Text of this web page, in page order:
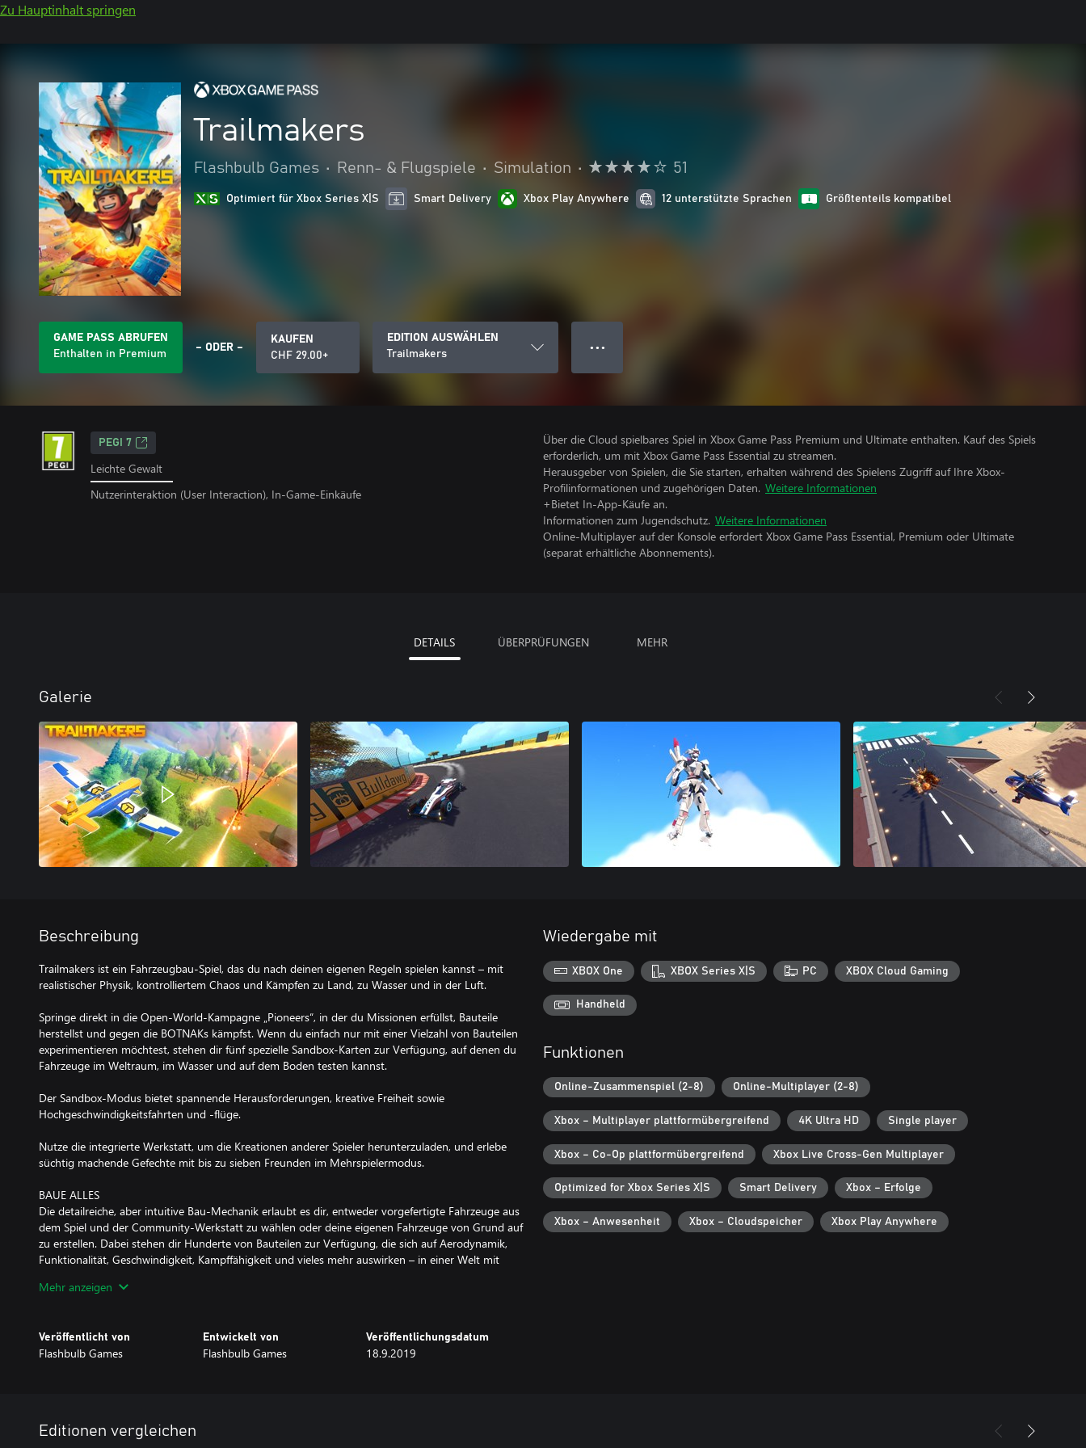
Zu Hauptinhalt springen
Trailmakers
Flashbulb Games • Renn- & Flugspiele • Simulation • 51
Optimiert für Xbox Series X|S Smart Delivery Xbox Play Anywhere 12 unterstützte Sprachen Größtenteils kompatibel
GAME PASS ABRUFEN
Enthalten in Premium
– ODER –
KAUFEN
CHF 29.00+
EDITION AUSWÄHLEN
Trailmakers
● ● ●
PEGI 7
Leichte Gewalt
Nutzerinteraktion (User Interaction), In-Game-Einkäufe
Über die Cloud spielbares Spiel in Xbox Game Pass Premium und Ultimate enthalten. Kauf des Spiels
erforderlich, um mit Xbox Game Pass Essential zu streamen.
Herausgeber von Spielen, die Sie starten, erhalten während des Spielens Zugriff auf Ihre Xbox-
Profilinformationen und zugehörigen Daten. Weitere Informationen
+Bietet In-App-Käufe an.
Informationen zum Jugendschutz. Weitere Informationen
Online-Multiplayer auf der Konsole erfordert Xbox Game Pass Essential, Premium oder Ultimate
(separat erhältliche Abonnements).
DETAILS ÜBERPRÜFUNGEN MEHR
Galerie
Beschreibung
Trailmakers ist ein Fahrzeugbau-Spiel, das du nach deinen eigenen Regeln spielen kannst – mit
realistischer Physik, kontrolliertem Chaos und Kämpfen zu Land, zu Wasser und in der Luft.
Springe direkt in die Open-World-Kampagne „Pioneers“, in der du Missionen erfüllst, Bauteile
herstellst und gegen die BOTNAKs kämpfst. Wenn du einfach nur mit einer Vielzahl von Bauteilen
experimentieren möchtest, stehen dir fünf spezielle Sandbox-Karten zur Verfügung, auf denen du
Fahrzeuge im Weltraum, im Wasser und auf dem Boden testen kannst.
Der Sandbox-Modus bietet spannende Herausforderungen, kreative Freiheit sowie
Hochgeschwindigkeitsfahrten und -flüge.
Nutze die integrierte Werkstatt, um die Kreationen anderer Spieler herunterzuladen, und erlebe
süchtig machende Gefechte mit bis zu sieben Freunden im Mehrspielermodus.
BAUE ALLES
Die detailreiche, aber intuitive Bau-Mechanik erlaubt es dir, entweder vorgefertigte Fahrzeuge aus
dem Spiel und der Community-Werkstatt zu wählen oder deine eigenen Fahrzeuge von Grund auf
zu erstellen. Dabei stehen dir Hunderte von Bauteilen zur Verfügung, die sich auf Aerodynamik,
Funktionalität, Geschwindigkeit, Kampffähigkeit und vieles mehr auswirken – in einer Welt mit
Der Bau-Modus ist so konzipiert, dass er sowohl für Anfänger leicht verständlich als auch für
KAMPF
Trailmakers bietet ein Arsenal von 14 verschiedenen Waffen, darunter Miniguns, EMPs,
Mehr anzeigen
Veröffentlicht von
Flashbulb Games
Entwickelt von
Flashbulb Games
Veröffentlichungsdatum
18.9.2019
Wiedergabe mit
XBOX One XBOX Series X|S PC XBOX Cloud Gaming
Handheld
Funktionen
Online-Zusammenspiel (2-8) Online-Multiplayer (2-8)
Xbox – Multiplayer plattformübergreifend 4K Ultra HD Single player
Xbox – Co-Op plattformübergreifend Xbox Live Cross-Gen Multiplayer
Optimized for Xbox Series X|S Smart Delivery Xbox – Erfolge
Xbox – Anwesenheit Xbox – Cloudspeicher Xbox Play Anywhere
Editionen vergleichen